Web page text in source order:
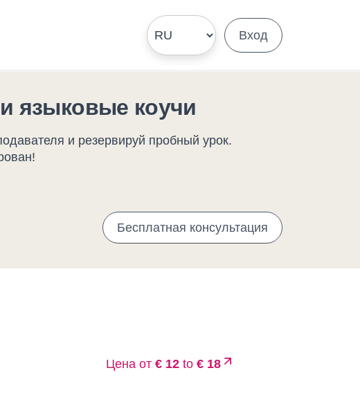
Вход
языковые коучи
и резервируй пробный урок.
Бесплатная консультация
Цена от € 12 to € 18